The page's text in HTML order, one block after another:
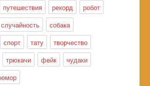
путешествия рекорд
робот
случайность
собака
спорт тату
творчество
трюкачи фейк
чудаки
юмор